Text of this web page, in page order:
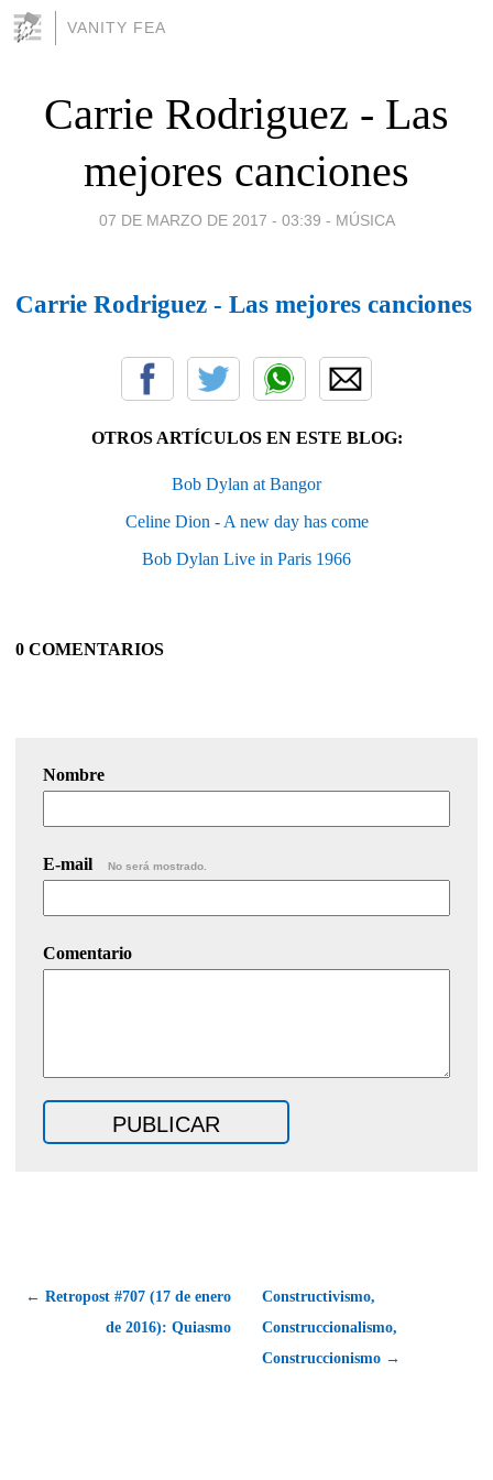
VANITY FEA
Carrie Rodriguez - Las
mejores canciones
07 DE MARZO DE 2017 - 03:39 - MÚSICA
Carrie Rodriguez - Las mejores canciones
OTROS ARTÍCULOS EN ESTE BLOG:
Bob Dylan at Bangor
Celine Dion - A new day has come
Bob Dylan Live in Paris 1966
0 COMENTARIOS
Nombre
E-mail No será mostrado.
Comentario
← Retropost #707 (17 de enero
de 2016): Quiasmo
Constructivismo,
Construccionalismo,
Construccionismo →